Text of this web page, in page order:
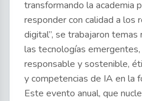
transformando la academia
responder con calidad a los
digital”, se trabajaron temas
las tecnologías
responsable y sostenible,
y competencias de IA en la
Este evento anual, que